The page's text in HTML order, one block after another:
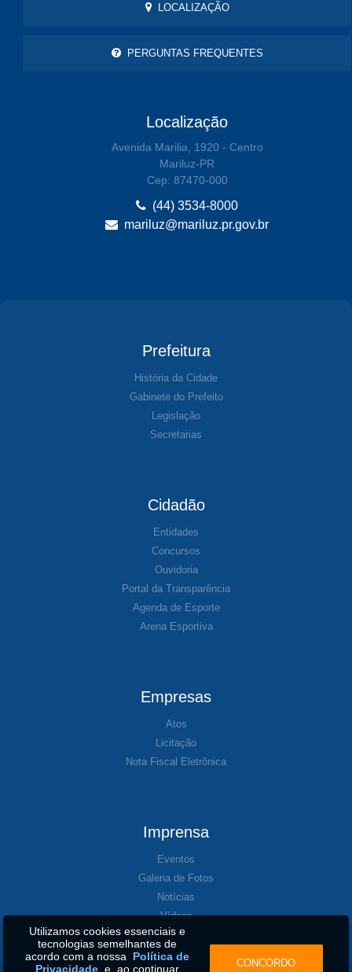
LOCALIZAÇÃO
PERGUNTAS FREQUENTES
Localização
Avenida Marilia, 1920 - Centro
Mariluz-PR
Cep: 87470-000
(44) 3534-8000
mariluz@mariluz.pr.gov.br
Prefeitura
História da Cidade
Gabinete do Prefeito
Legislação
Secretarias
Cidadão
Entidades
Concursos
Ouvidoria
Portal da Transparência
Agenda de Esporte
Arena Esportiva
Empresas
Atos
Licitação
Nota Fiscal Eletrônica
Imprensa
Eventos
Galeria de Fotos
Notícias
Vídeos
Utilizamos cookies essenciais e
tecnologias semelhantes de
acordo com a nossa Política de
Privacidadee, ao continuar CONCORDO